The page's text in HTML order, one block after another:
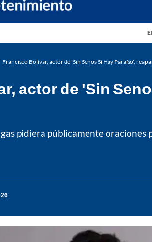
Francisco Bolívar, actor de 'Sin Senos Sí Hay Paraíso',
actor de 'Sin
pidiera públicamente oraciones